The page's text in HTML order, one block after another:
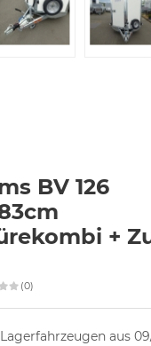
BV 126
+
(0)
aus